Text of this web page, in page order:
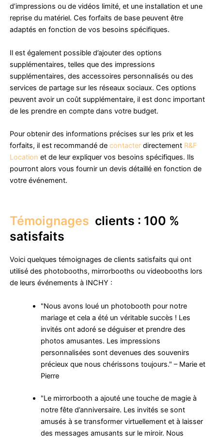
d’impressions ou de vidéos limité, et une installation et une
reprise du matériel. Ces forfaits de base peuvent être
adaptés en fonction de vos besoins spécifiques.
Il est également possible d’ajouter des options
supplémentaires, telles que des impressions
supplémentaires, des accessoires personnalisés ou des
services de partage sur les réseaux sociaux. Ces options
peuvent avoir un coût supplémentaire, il est donc important
de les prendre en compte dans votre budget.
Pour obtenir des informations précises sur les prix et les
forfaits, il est recommandé de contacter directement R&F
Location et de leur expliquer vos besoins spécifiques. Ils
pourront alors vous fournir un devis détaillé en fonction de
votre événement.
Témoignages clients : 100 %
satisfaits
Voici quelques témoignages de clients satisfaits qui ont
utilisé des photobooths, mirrorbooths ou videobooths lors
de leurs événements à INCHY :
"Nous avons loué un photobooth pour notre
mariage et cela a été un véritable succès ! Les
invités ont adoré se déguiser et prendre des
photos amusantes. Les impressions
personnalisées sont devenues des souvenirs
précieux que nous chérissons toujours." – Marie et
Pierre
"Le mirrorbooth a ajouté une touche de magie à
notre fête d’anniversaire. Les invités se sont
amusés à se transformer virtuellement et à laisser
des messages amusants sur le miroir. Nous